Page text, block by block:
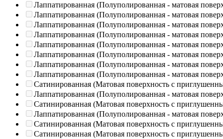
Лаппатированная (Полуполированная - матовая
Лаппатированная (Полуполированная - матовая
Лаппатированная (Полуполированная - матовая
Лаппатированная (Полуполированная - матовая
Лаппатированная (Полуполированная - матовая
Лаппатированная (Полуполированная - матовая
Лаппатированная (Полуполированная - матовая
Лаппатированная (Полуполированная - матовая
Сатинированная (Матовая поверхность с
Лаппатированная (Полуполированная - матовая
Сатинированная (Матовая поверхность с
Лаппатированная (Полуполированная - матовая
Сатинированная (Матовая поверхность с
Сатинированная (Матовая поверхность с